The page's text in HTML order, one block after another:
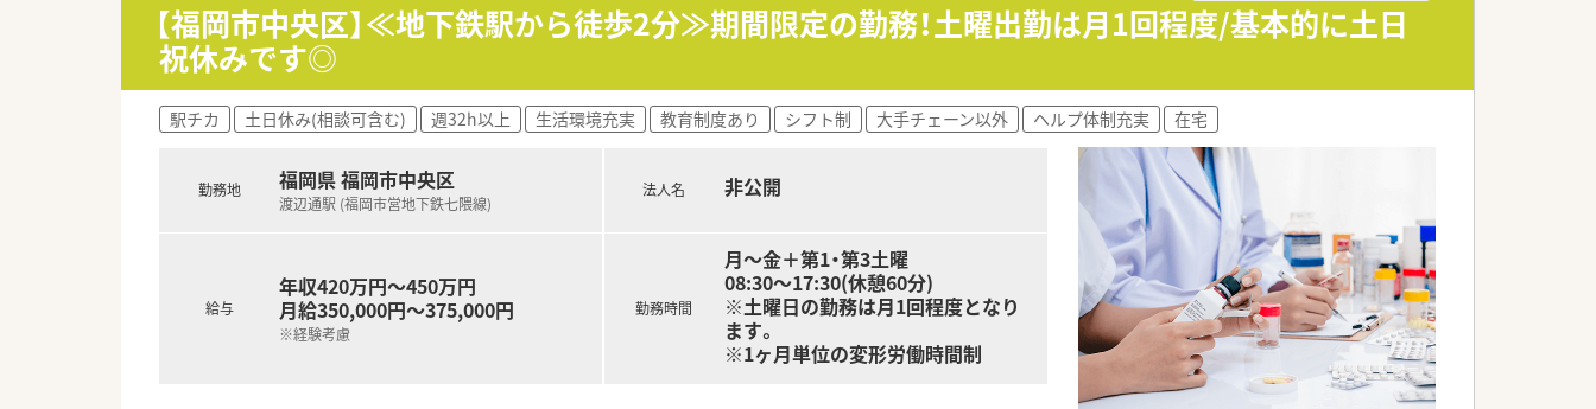
【福岡市中央区】≪地下鉄駅から徒歩2分≫期間限定の勤務！土曜出勤は月1回程度/基本的に土日
祝休みです◎
駅チカ 土日休み(相談可含む) 週32h以上 生活環境充実 教育制度あり シフト制 大手チェーン以外 ヘルプ体制充実 在宅
勤務地 福岡県 福岡市中央区
渡辺通駅 (福岡市営地下鉄七隈線)
給与
年収420万円～450万円
月給350,000円～375,000円
※経験考慮
法人名 非公開
勤務時間
月～金＋第1・第3土曜
08:30～17:30(休憩60分)
※土曜日の勤務は月1回程度となり
ます。
※1ヶ月単位の変形労働時間制